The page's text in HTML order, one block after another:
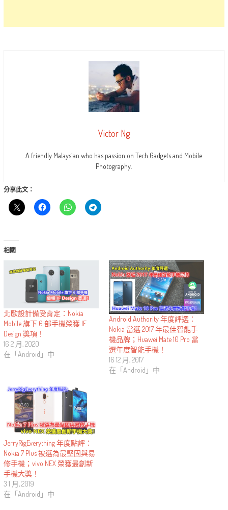
Victor Ng
A friendly Malaysian who has passion on Tech Gadgets and Mobile
Photography.
分享此文：
相關
北歐設計備受肯定：Nokia
Mobile 旗下 6 部手機榮獲 IF
Design 獎項！
16 2 月, 2020
在「Android」中
Android Authority 年度評選：
Nokia 當選 2017 年最佳智能手
機品牌；Huawei Mate 10 Pro 當
選年度智能手機！
16 12 月, 2017
在「Android」中
JerryRigEverything 年度點評：
Nokia 7 Plus 被選為最堅固與易
修手機；vivo NEX 榮獲最創新
手機大獎！
3 1 月, 2019
在「Android」中